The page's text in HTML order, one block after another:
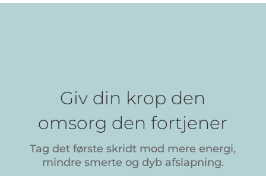
Giv din krop den
omsorg den fortjener
Tag det første skridt mod mere energi,
mindre smerte og dyb afslapning.